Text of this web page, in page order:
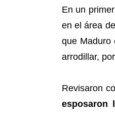
En un
en el área
que Maduro
arrodillar,
Revisaron
esposaron